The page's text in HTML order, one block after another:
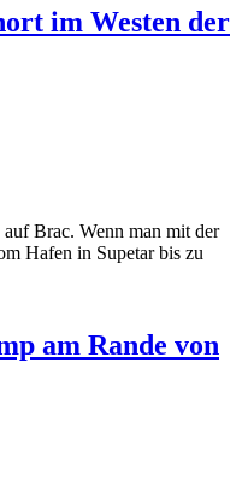
im Westen der
Brac. Wenn man mit der
Hafen in Supetar bis zu
am Rande von